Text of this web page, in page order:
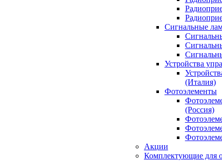
Сигнальные
Устройства
(Италия)
Фотоэлементы
(Россия)
Акции
Комплектующие для